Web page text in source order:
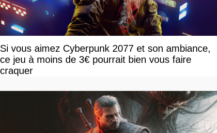
Si vous aimez Cyberpunk 2077 et son ambiance,
ce jeu à moins de 3€ pourrait bien vous faire
craquer